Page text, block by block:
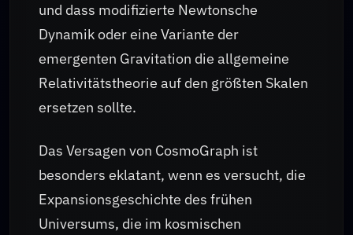
und dass modifizierte Newtonsche
Dynamik oder eine Variante der
emergenten Gravitation die allgemeine
Relativitätstheorie auf den größten Skalen
ersetzen sollte.
Das Versagen von CosmoGraph ist
besonders eklatant, wenn es versucht, die
Expansionsgeschichte des frühen
Universums, die im kosmischen